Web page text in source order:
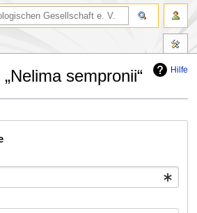
Hilfe
sempronii“